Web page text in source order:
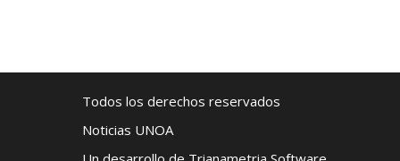
Todos los derechos reservados
Noticias UNOA